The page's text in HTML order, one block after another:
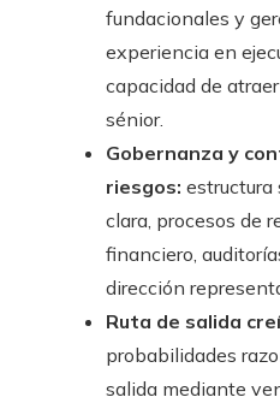
fundacionales y
experiencia en
capacidad de
sénior.
Gobernanza y
riesgos: estructura
clara, procesos de
financiero,
dirección
Ruta de salida
probabilidades
salida mediante